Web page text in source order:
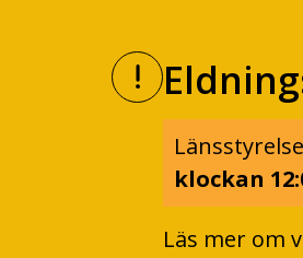
klockan
Läs mer om